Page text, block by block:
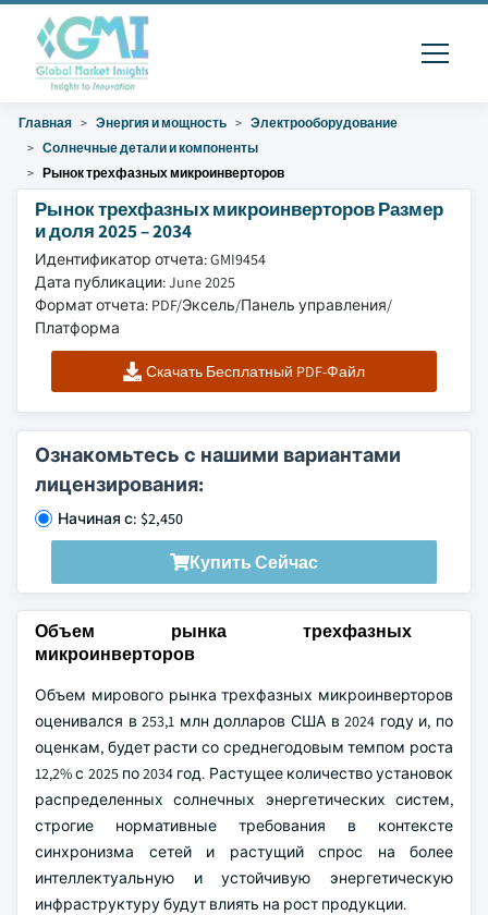
Главная Энергия и мощность
Электрооборудование
Солнечные детали и компоненты
Рынок трехфазных микроинверторов
Рынок трехфазных микроинверторов Размер
и доля 2025 – 2034
Идентификатор отчета: GMI9454
Дата публикации: June 2025
Формат отчета: PDF/Эксель/Панель управления/
Платформа
Скачать Бесплатный PDF-Файл
Ознакомьтесь с нашими вариантами
лицензирования:
Начиная с: $2,450
Купить Сейчас
Объем рынка трехфазных
микроинверторов
Объем мирового рынка трехфазных микроинверторов
оценивался в 253,1 млн долларов США в 2024 году и, по
оценкам, будет расти со среднегодовым темпом роста
12,2% с 2025 по 2034 год. Растущее количество установок
распределенных солнечных энергетических систем,
строгие нормативные требования в контексте
синхронизма сетей и растущий спрос на более
интеллектуальную и устойчивую энергетическую
инфраструктуру будут влиять на рост продукции.